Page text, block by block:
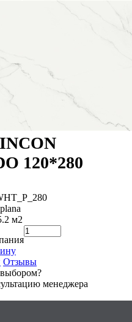
120*280
м2
Отзывы
менеджера